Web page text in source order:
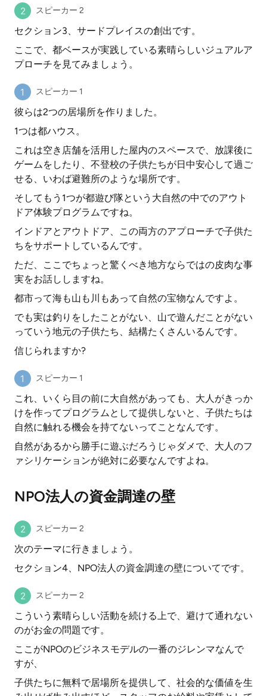
スピーカー 2
セクション3、サードプレイスの創出です。
ここで、都ベースが実践している素晴らしいジュアルア
プローチを見てみましょう。
スピーカー 1
彼らは2つの居場所を作りました。
1つは都ハウス。
これは空き店舗を活用した屋内のスペースで、放課後に
ゲームをしたり、不登校の子供たちが日中安心して過ご
せる、いわば避難所のような場所です。
そしてもう1つが都遊び隊という大自然の中でのアウト
ドア体験プログラムですね。
インドアとアウトドア、この両方のアプローチで子供た
ちをサポートしているんです。
ただ、ここでちょっと驚くべき地方ならではの皮肉な事
実をお話ししますね。
都市って海も山も川もあって自然の宝物なんですよ。
でも実は釣りをしたことがない、山で遊んだことがない
っていう地元の子供たち、結構たくさんいるんです。
信じられますか?
スピーカー 1
これ、いくら目の前に大自然があっても、大人がきっか
けを作ってプログラムとして提供しないと、子供たちは
自然に触れる機会を持てないってことなんです。
自然があるから勝手に遊ぶだろうじゃダメで、大人のフ
ァシリケーションが絶対に必要なんですよね。
NPO法人の資金調達の壁
スピーカー 2
次のテーマに行きましょう。
セクション4、NPO法人の資金調達の壁についてです。
スピーカー 2
こういう素晴らしい活動を続ける上で、避けて通れない
のがお金の問題です。
ここがNPOのビジネスモデルの一番のジレンマなんで
すが、
子供たちに無料で居場所を提供して、社会的な価値を生